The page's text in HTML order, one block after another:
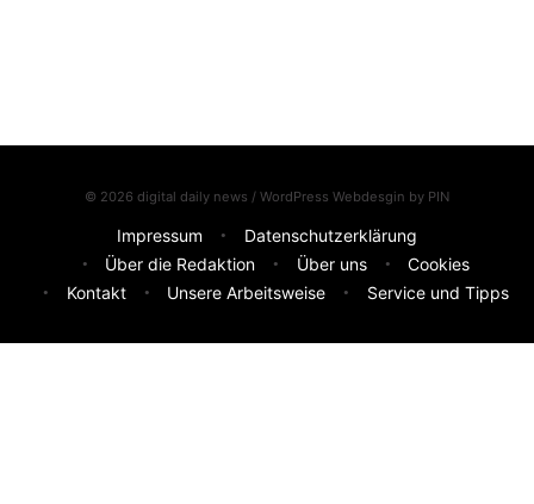
© 2026 digital daily news / WordPress Webdesgin by PIN
Impressum
Datenschutzerklärung
Über die Redaktion
Über uns
Cookies
Kontakt
Unsere Arbeitsweise Service und Tipps